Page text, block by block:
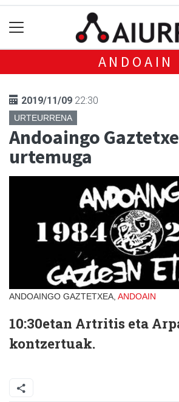
ANDOAIN
2019/11/09 22:30
URTEURRENA
Andoaingo
urtemuga
ANDOAINGO GAZTETXEA, ANDOAIN
10:30etan Artritis eta
kontzertuak.